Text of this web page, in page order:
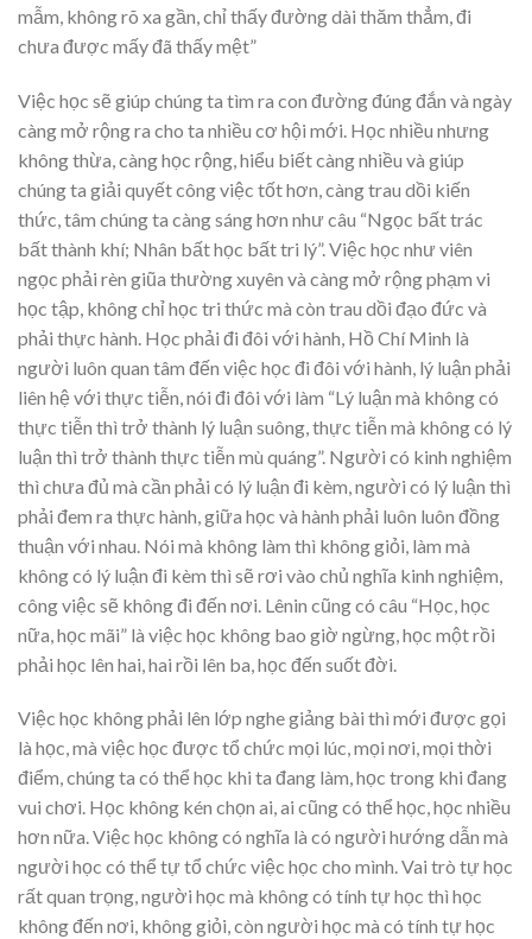
mẫm, không rõ xa gần, chỉ thấy đường dài thăm thẳm, đi
chưa được mấy đã thấy mệt”
Việc học sẽ giúp chúng ta tìm ra con đường đúng đắn và ngày
càng mở rộng ra cho ta nhiều cơ hội mới. Học nhiều nhưng
không thừa, càng học rộng, hiểu biết càng nhiều và giúp
chúng ta giải quyết công việc tốt hơn, càng trau dồi kiến
thức, tâm chúng ta càng sáng hơn như câu “Ngọc bất trác
bất thành khí; Nhân bất học bất tri lý”. Việc học như viên
ngọc phải rèn giũa thường xuyên và càng mở rộng phạm vi
học tập, không chỉ học tri thức mà còn trau dồi đạo đức và
phải thực hành. Học phải đi đôi với hành, Hồ Chí Minh là
người luôn quan tâm đến việc học đi đôi với hành, lý luận phải
liên hệ với thực tiễn, nói đi đôi với làm “Lý luận mà không có
thực tiễn thì trở thành lý luận suông, thực tiễn mà không có lý
luận thì trở thành thực tiễn mù quáng”. Người có kinh nghiệm
thì chưa đủ mà cần phải có lý luận đi kèm, người có lý luận thì
phải đem ra thực hành, giữa học và hành phải luôn luôn đồng
thuận với nhau. Nói mà không làm thì không giỏi, làm mà
không có lý luận đi kèm thì sẽ rơi vào chủ nghĩa kinh nghiệm,
công việc sẽ không đi đến nơi. Lênin cũng có câu “Học, học
nữa, học mãi” là việc học không bao giờ ngừng, học một rồi
phải học lên hai, hai rồi lên ba, học đến suốt đời.
Việc học không phải lên lớp nghe giảng bài thì mới được gọi
là học, mà việc học được tổ chức mọi lúc, mọi nơi, mọi thời
điểm, chúng ta có thể học khi ta đang làm, học trong khi đang
vui chơi. Học không kén chọn ai, ai cũng có thể học, học nhiều
hơn nữa. Việc học không có nghĩa là có người hướng dẫn mà
người học có thể tự tổ chức việc học cho mình. Vai trò tự học
rất quan trọng, người học mà không có tính tự học thì học
không đến nơi, không giỏi, còn người học mà có tính tự học